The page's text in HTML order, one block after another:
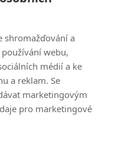
shromažďování a
webu,
médií a ke
a reklam. Se
marketingovým
pro marketingové
zasílat informace o
podmínkami ochrany